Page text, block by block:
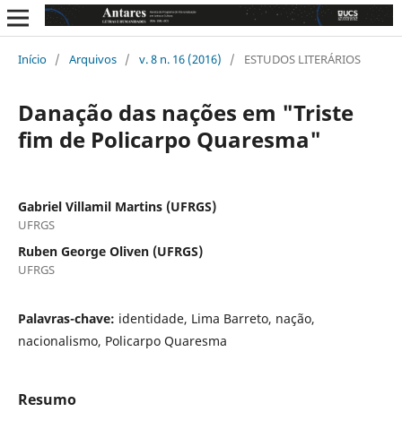
Início / Arquivos / v. 8 n. 16 (2016) / ESTUDOS LITERÁRIOS
Danação das nações em "Triste
fim de Policarpo Quaresma"
Gabriel Villamil Martins (UFRGS)
UFRGS
Ruben George Oliven (UFRGS)
UFRGS
Palavras-chave: identidade, Lima Barreto, nação,
nacionalismo, Policarpo Quaresma
Resumo